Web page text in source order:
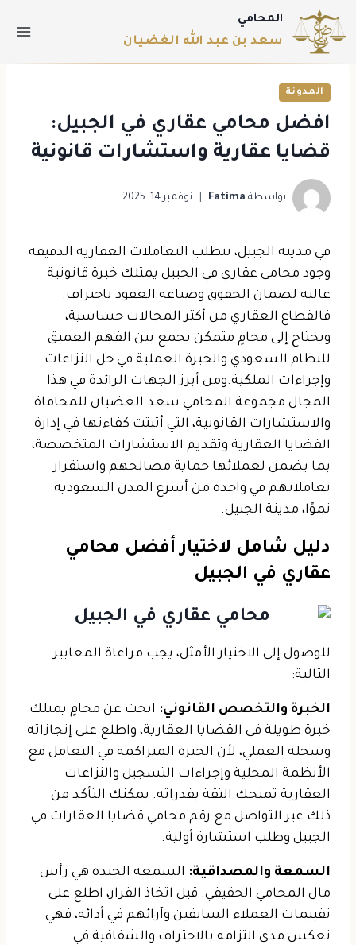
المحامي
سعد بن عبد الله الغضيان
المدونة
افضل محامي عقاري في الجبيل:
قضايا عقارية واستشارات قانونية
بواسطة Fatima نوفمبر 14, 2025
في مدينة الجبيل، تتطلب التعاملات العقارية الدقيقة
وجود محامي عقاري في الجبيل يمتلك خبرة قانونية
عالية لضمان الحقوق وصياغة العقود باحتراف.
فالقطاع العقاري من أكثر المجالات حساسية،
ويحتاج إلى محامٍ متمكن يجمع بين الفهم العميق
للنظام السعودي والخبرة العملية في حل النزاعات
وإجراءات الملكية.ومن أبرز الجهات الرائدة في هذا
المجال مجموعة المحامي سعد الغضيان للمحاماة
والاستشارات القانونية، التي أثبتت كفاءتها في إدارة
القضايا العقارية وتقديم الاستشارات المتخصصة،
بما يضمن لعملائها حماية مصالحهم واستقرار
تعاملاتهم في واحدة من أسرع المدن السعودية
نموًا، مدينة الجبيل.
دليل شامل لاختيار أفضل محامي
عقاري في الجبيل
للوصول إلى الاختيار الأمثل، يجب مراعاة المعايير
التالية:
الخبرة والتخصص القانوني: ابحث عن محامٍ يمتلك
خبرة طويلة في القضايا العقارية، واطلع على إنجازاته
وسجله العملي، لأن الخبرة المتراكمة في التعامل مع
الأنظمة المحلية وإجراءات التسجيل والنزاعات
العقارية تمنحك الثقة بقدراته. يمكنك التأكد من
ذلك عبر التواصل مع رقم محامي قضايا العقارات في
الجبيل وطلب استشارة أولية.
السمعة والمصداقية: السمعة الجيدة هي رأس
مال المحامي الحقيقي. قبل اتخاذ القرار، اطلع على
تقييمات العملاء السابقين وآرائهم في أدائه، فهي
تعكس مدى التزامه بالاحتراف والشفافية في